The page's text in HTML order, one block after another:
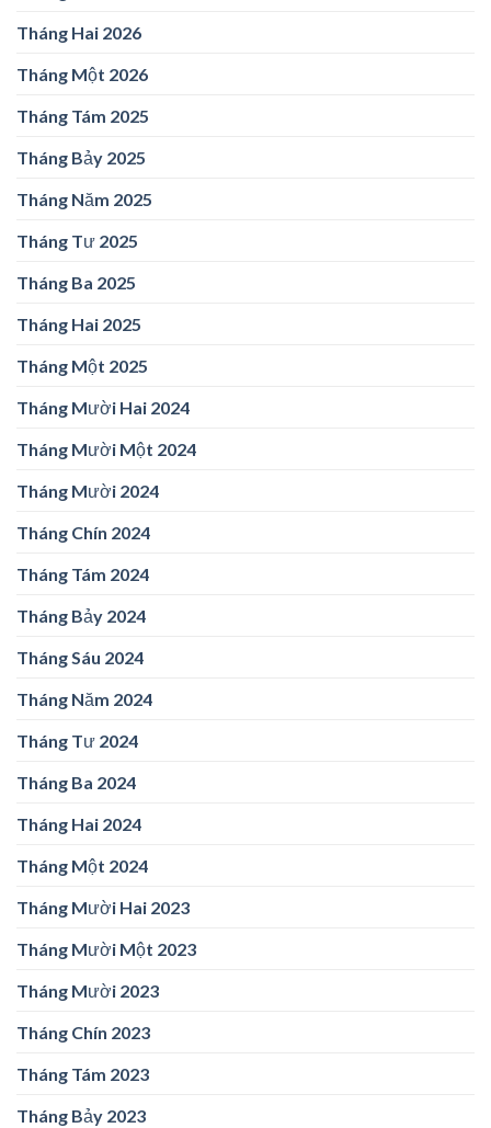
Tháng Hai 2026
Tháng Một 2026
Tháng Tám 2025
Tháng Bảy 2025
Tháng Năm 2025
Tháng Tư 2025
Tháng Ba 2025
Tháng Hai 2025
Tháng Một 2025
Tháng Mười Hai 2024
Tháng Mười Một 2024
Tháng Mười 2024
Tháng Chín 2024
Tháng Tám 2024
Tháng Bảy 2024
Tháng Sáu 2024
Tháng Năm 2024
Tháng Tư 2024
Tháng Ba 2024
Tháng Hai 2024
Tháng Một 2024
Tháng Mười Hai 2023
Tháng Mười Một 2023
Tháng Mười 2023
Tháng Chín 2023
Tháng Tám 2023
Tháng Bảy 2023